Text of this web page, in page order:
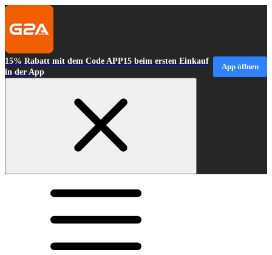
15% Rabatt mit dem Code APP15 beim ersten Einkauf
in der App
App öffnen